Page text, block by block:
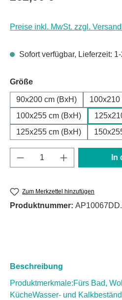
Preise inkl. MwSt. zzgl.
Sofort verfügbar, Lieferzeit:
Größeauswählen
90x200 cm (BxH)
100x210
100x255 cm (BxH)
125x255 cm (BxH)
Produkt Anzahl: Gib In
Zum Merkzettel hinzufügen
Produktnummer:
Beschreibung
Produktmerkmale:Fürs Bad,
KücheWasser- und